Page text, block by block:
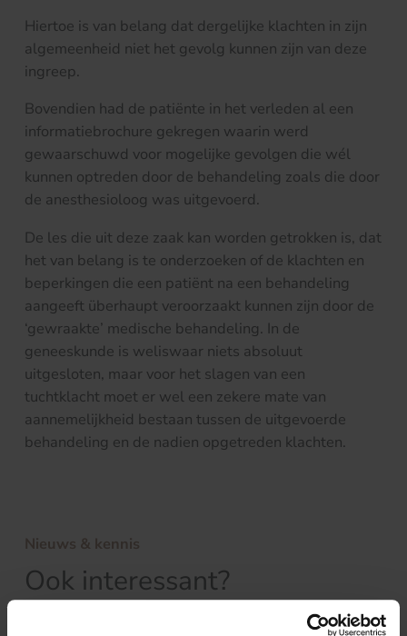
Hiertoe is van belang dat dergelijke klachten in zijn
algemeenheid niet het gevolg kunnen zijn van deze
ingreep.
Bovendien had de patiënte in het verleden al een
informatiebrochure gekregen waarin werd
gewaarschuwd voor mogelijke gevolgen die wél
kunnen optreden door de behandeling zoals die door
de anesthesioloog was uitgevoerd.
De les die uit deze zaak kan worden getrokken is, dat
het van belang is te onderzoeken of de klachten en
beperkingen die een patiënt na een behandeling
aangeeft überhaupt veroorzaakt kunnen zijn door de
‘gewraakte’ medische behandeling. In de
geneeskunde is weliswaar niets absoluut
uitgesloten, maar voor het slagen van een
tuchtklacht moet er wel een zekere mate van
aannemelijkheid bestaan tussen de uitgevoerde
behandeling en de nadien opgetreden klachten.
Nieuws & kennis
Ook interessant?